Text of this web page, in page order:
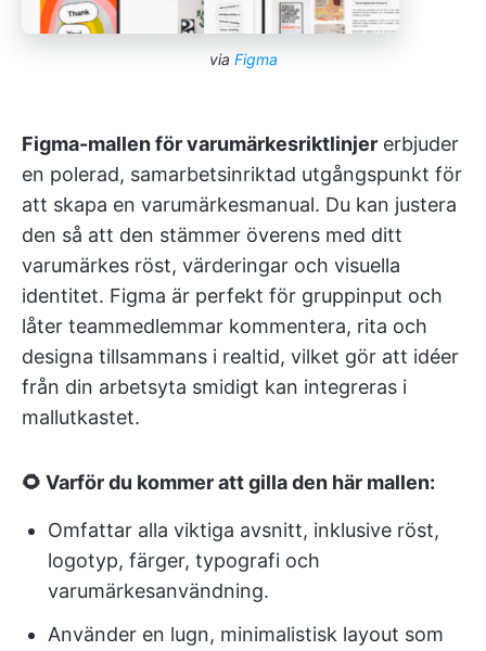
via Figma
Figma-mallen för varumärkesriktlinjer erbjuder
en polerad, samarbetsinriktad utgångspunkt för
att skapa en varumärkesmanual. Du kan justera
den så att den stämmer överens med ditt
varumärkes röst, värderingar och visuella
identitet. Figma är perfekt för gruppinput och
låter teammedlemmar kommentera, rita och
designa tillsammans i realtid, vilket gör att idéer
från din arbetsyta smidigt kan integreras i
mallutkastet.
🌻 Varför du kommer att gilla den här mallen:
Omfattar alla viktiga avsnitt, inklusive röst,
logotyp, färger, typografi och
varumärkesanvändning.
Använder en lugn, minimalistisk layout som